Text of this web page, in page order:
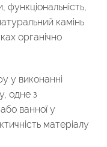
функціональність,
камінь
органічно
у виконанні
одне з
ванної у
матеріалу